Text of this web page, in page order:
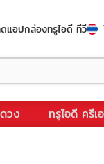
แอปกล่องทรูไอดี ทีวี
วง ทรูไอดี ครีเ